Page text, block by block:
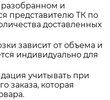
разобранном и
представителю ТК по
доставленных
зависит от объема и
индивидуально для
учитывать при
заказа, которая